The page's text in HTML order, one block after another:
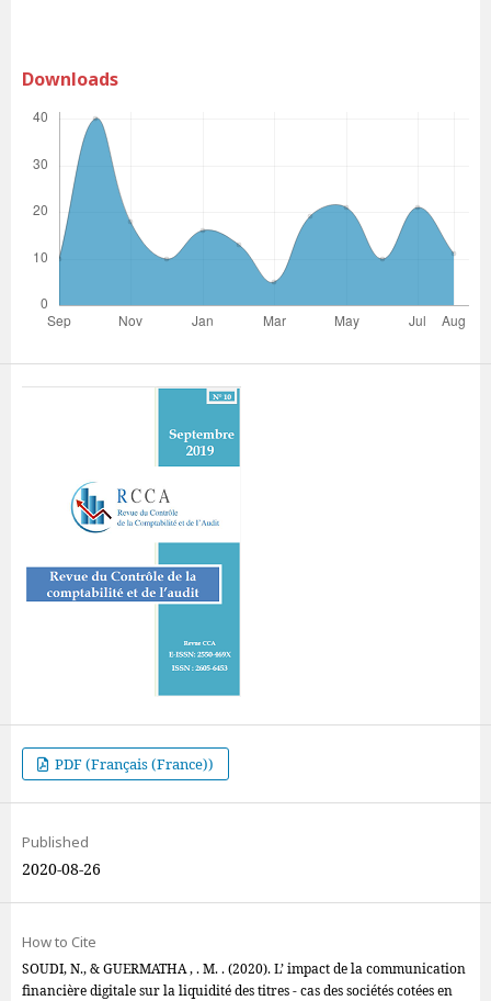
Downloads
PDF (Français (France))
Published
2020-08-26
How to Cite
SOUDI, N., & GUERMATHA , . M. . (2020). L’ impact de la communication
financière digitale sur la liquidité des titres - cas des sociétés cotées en